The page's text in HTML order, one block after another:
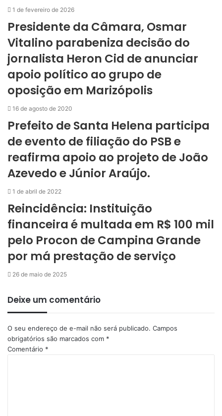
1 de fevereiro de 2026
Presidente da Câmara, Osmar
Vitalino parabeniza decisão do
jornalista Heron Cid de anunciar
apoio político ao grupo de
oposição em Marizópolis
16 de agosto de 2020
Prefeito de Santa Helena participa
de evento de filiação do PSB e
reafirma apoio ao projeto de João
Azevedo e Júnior Araújo.
1 de abril de 2022
Reincidência: Instituição
financeira é multada em R$ 100 mil
pelo Procon de Campina Grande
por má prestação de serviço
26 de maio de 2025
Deixe um comentário
O seu endereço de e-mail não será publicado. Campos
obrigatórios são marcados com *
Comentário *